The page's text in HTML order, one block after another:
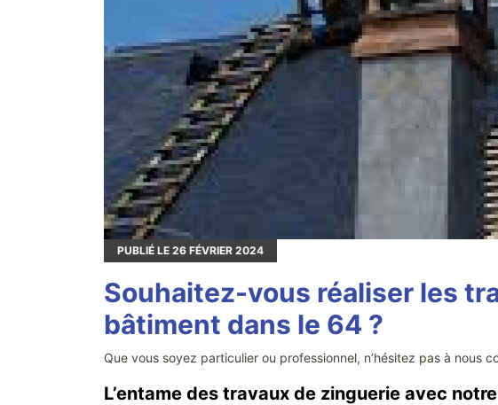
PUBLIÉ LE 26 FÉVRIER 2024
Souhaitez-vous réaliser les
bâtiment dans le 64 ?
Que vous soyez particulier ou professionnel, n’hésitez pas à
L’entame des travaux de zinguerie avec